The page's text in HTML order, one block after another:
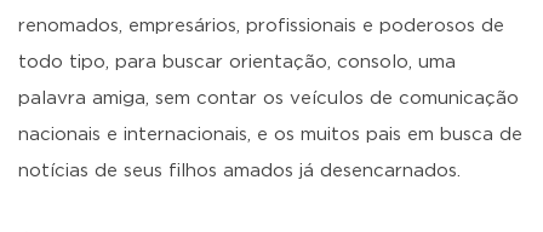
renomados, empresários, profissionais e poderosos de
todo tipo, para buscar orientação, consolo, uma
palavra amiga, sem contar os veículos de comunicação
nacionais e internacionais, e os muitos pais em busca de
notícias de seus filhos amados já desencarnados.